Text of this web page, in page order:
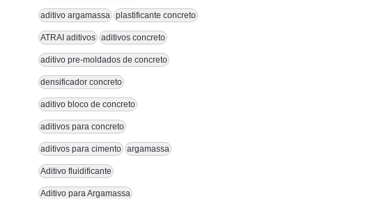
aditivo argamassa plastificante concreto
ATRAI aditivos aditivos concreto
aditivo pre-moldados de concreto
densificador concreto
aditivo bloco de concreto
aditivos para concreto
aditivos para cimento argamassa
Aditivo fluidificante
Aditivo para Argamassa